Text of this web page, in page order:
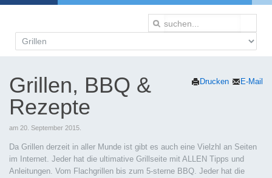
E-Mail
Drucken
Grillen, BBQ &
Rezepte
am 20. September 2015
Da Grillen derzeit in aller Munde ist gibt es auch eine Vielzhl an Seiten
im Internet. Jeder hat die ultimative Grillseite mit ALLEN Tipps und
Anleitungen. Vom Flachgrillen bis zum 5-sterne BBQ. Jeder hat die